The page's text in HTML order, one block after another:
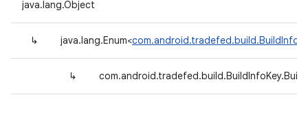
java.lang.Object
↳ java.lang.Enum<
↳